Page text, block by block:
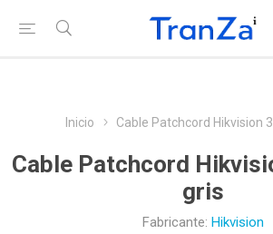
Inicio Cable Patchcord Hikvision
Cable Patchcord
gris
Fabricante: Hikvision